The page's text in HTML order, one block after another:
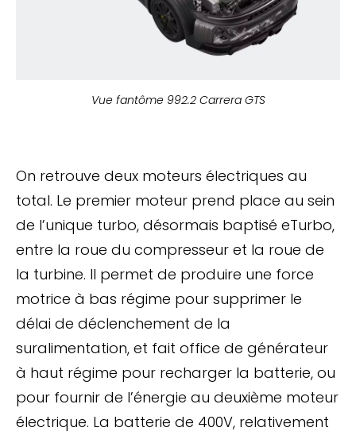
Vue fantôme 992.2 Carrera GTS
On retrouve deux moteurs électriques au
total. Le premier moteur prend place au sein
de l’unique turbo, désormais baptisé eTurbo,
entre la roue du compresseur et la roue de
la turbine. Il permet de produire une force
motrice à bas régime pour supprimer le
délai de déclenchement de la
suralimentation, et fait office de générateur
à haut régime pour recharger la batterie, ou
pour fournir de l’énergie au deuxième moteur
électrique. La batterie de 400V, relativement